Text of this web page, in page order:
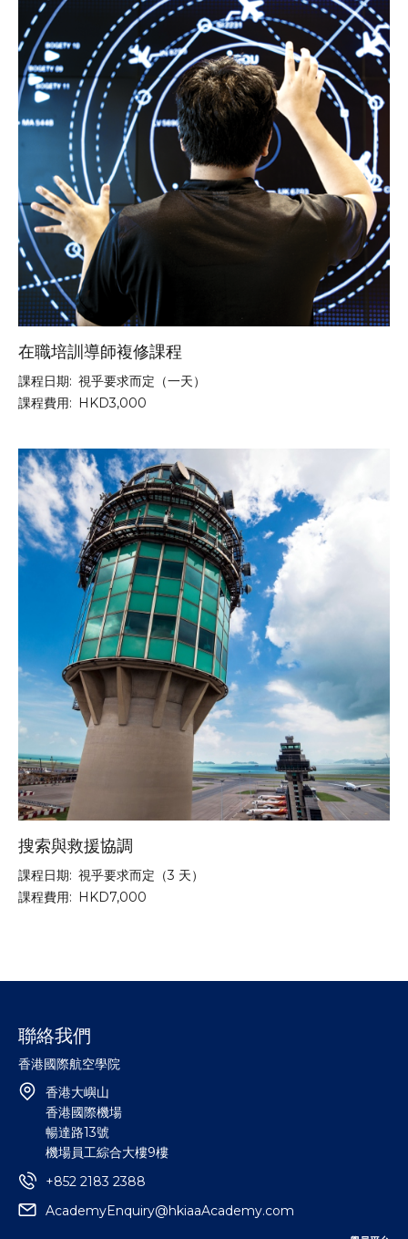
在職培訓導師複修課程
課程日期: 視乎要求而定（一天）
課程費用: HKD3,000
搜索與救援協調
課程日期: 視乎要求而定（3 天）
課程費用: HKD7,000
聯絡我們
香港國際航空學院
香港大嶼山
香港國際機場
暢達路13號
機場員工綜合大樓9樓
+852 2183 2388
AcademyEnquiry@hkiaaAcademy.com